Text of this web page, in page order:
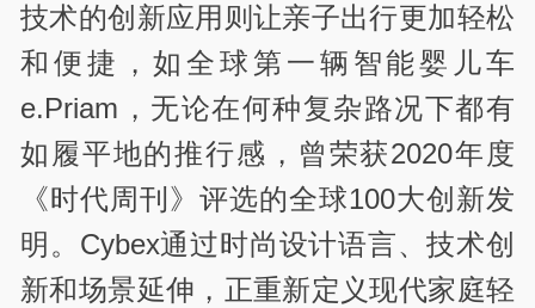
技术的创新应用则让亲子出行更加轻松
和便捷，如全球第一辆智能婴儿车
e.Priam，无论在何种复杂路况下都有
如履平地的推行感，曾荣获2020年度
《时代周刊》评选的全球100大创新发
明。Cybex通过时尚设计语言、技术创
新和场景延伸，正重新定义现代家庭轻